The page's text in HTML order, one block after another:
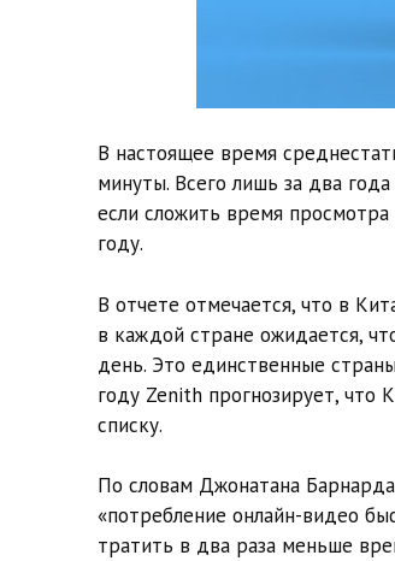
В настоящее время
минуты. Всего лишь за два
если сложить время
году.
В отчете отмечается, что в
в каждой стране ожидается,
день. Это единственные
году Zenith прогнозирует, что
списку.
По словам Джонатана
«потребление онлайн-видео
тратить в два раза меньше